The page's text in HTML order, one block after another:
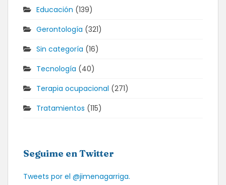
Educación (139)
Gerontología (321)
Sin categoría (16)
Tecnología (40)
Terapia ocupacional (271)
Tratamientos (115)
Seguime en Twitter
Tweets por el @jimenagarriga.